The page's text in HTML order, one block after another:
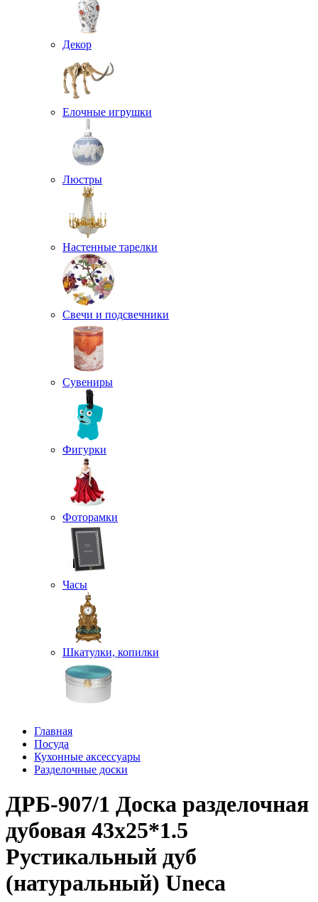
Декор
Елочные игрушки
Люстры
Настенные тарелки
Свечи и подсвечники
Сувениры
Фигурки
Фоторамки
Часы
Шкатулки, копилки
Главная
Посуда
Кухонные аксессуары
Разделочные доски
ДРБ-907/1 Доска разделочная
дубовая 43х25*1.5
Рустикальный дуб
(натуральный) Uneca